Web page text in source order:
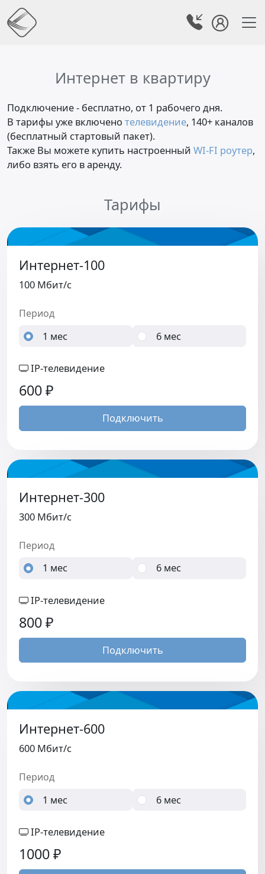
Интернет в квартиру
Подключение - бесплатно, от 1 рабочего дня.
В тарифы уже включено телевидение, 140+ каналов
(бесплатный стартовый пакет).
Также Вы можете купить настроенный WI-FI роутер,
либо взять его в аренду.
Тарифы
Интернет-100
100 Мбит/c
Период
1 мес 6 мес
IP-телевидение
600₽
Подключить
Интернет-300
300 Мбит/c
Период
1 мес 6 мес
IP-телевидение
800₽
Подключить
Интернет-600
600 Мбит/c
Период
1 мес 6 мес
IP-телевидение
1000₽